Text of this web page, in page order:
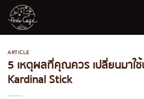
Skip
content
ARTICLE
5 เหตุผลที่คุณควร เปลี่ยนมาใ
Kardinal Stick